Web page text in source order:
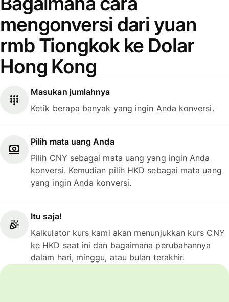
mengonversi dari yuan
rmb Tiongkok ke Dolar
Hong Kong
Masukan jumlahnya
Ketik berapa banyak yang ingin Anda konversi.
Pilih mata uang Anda
Pilih CNY sebagai mata uang yang ingin Anda
konversi. Kemudian pilih HKD sebagai mata uang
yang ingin Anda konversi.
Itu saja!
Kalkulator kurs kami akan menunjukkan kurs CNY
ke HKD saat ini dan bagaimana perubahannya
dalam hari, minggu, atau bulan terakhir.